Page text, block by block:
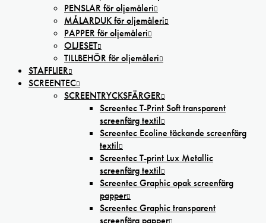
PENSLAR för oljemåleri
MÅLARDUK för oljemåleri
PAPPER för oljemåleri
OLJESET
TILLBEHÖR för oljemåleri
STAFFLIER
SCREENTEC
SCREENTRYCKSFÄRGER
Screentec T-Print Soft transparent
screenfärg textil
Screentec Ecoline täckande screenfärg
textil
Screentec T-print Lux Metallic
screenfärg textil
Screentec Graphic opak screenfärg
papper
Screentec Graphic transparent
screenfärg papper